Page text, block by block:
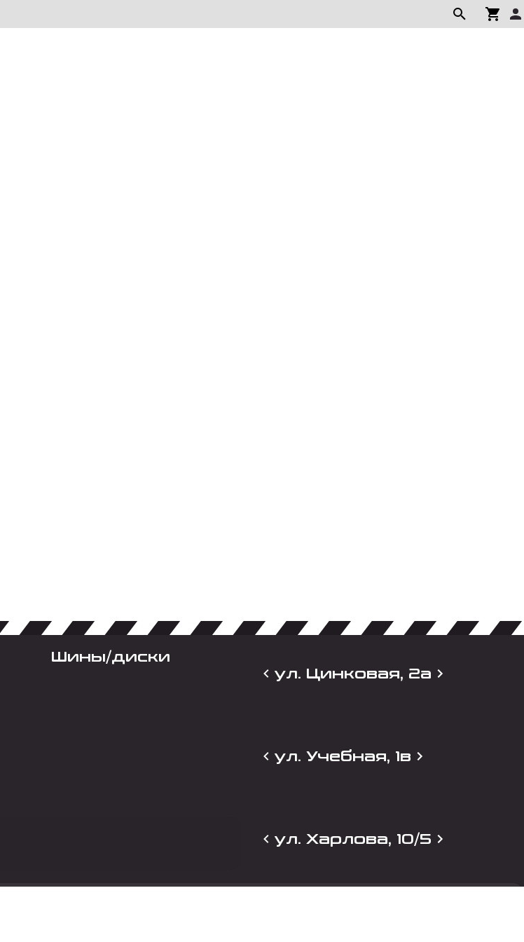
Шины/диски
ул. Цинковая, 2а
ул. Учебная, 1в
ул. Харлова, 10/5